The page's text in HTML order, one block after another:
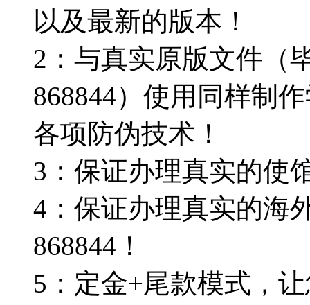
以及最新的版本！
2：与真实原版文件（
868844）使用同样制
各项防伪技术！
3：保证办理真实的使
4：保证办理真实的海
868844！
5：定金+尾款模式，